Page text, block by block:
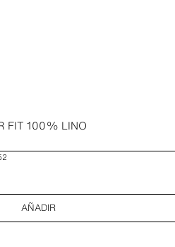
FIT 100% LINO
AÑADIR